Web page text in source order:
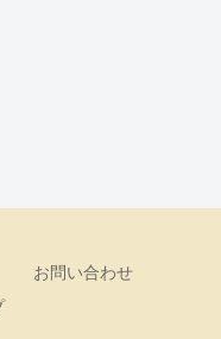
お問い合わせ